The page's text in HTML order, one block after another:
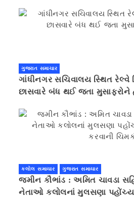
ગુજરાત સમાચાર
ગાંધીનગર સચિવાલય સ્થિત રેલ્વે
છાસવારે બંધ થઈ જતા મુસાફરોને
કલોલ સમાચાર ગુજરાત સમાચાર
જમીન કૌભાંડ : અમિત ચાવડા
નેતાઓ કલોલનાં મુલસણા